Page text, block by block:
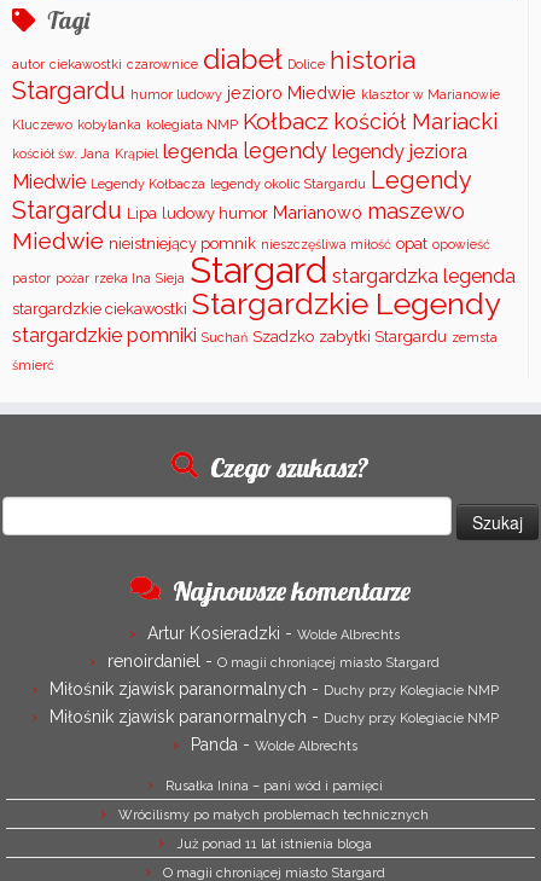
Tagi
autor ciekawostki czarownice diabeł Dolice historia
Stargardu humor ludowy jezioro Miedwie klasztor w Marianowie
Kluczewo kobylanka kolegiata NMP Kołbacz kościół Mariacki
kościół św. Jana Krąpiel legenda legendy legendy jeziora
Miedwie Legendy Kołbacza legendy okolic Stargardu Legendy
Stargardu Lipa ludowy humor Marianowo maszewo
Miedwie nieistniejący pomnik nieszczęśliwa miłość opat opowieść
pastor pożar rzeka Ina Sieja Stargard stargardzka legenda
stargardzkie ciekawostki Stargardzkie Legendy
stargardzkie pomniki Suchań Szadzko zabytki Stargardu zemsta
śmierć
Czego szukasz?
Najnowsze komentarze
Artur Kosieradzki - Wolde Albrechts
renoirdaniel - O magii chroniącej miasto Stargard
Miłośnik zjawisk paranormalnych - Duchy przy Kolegiacie NMP
Miłośnik zjawisk paranormalnych - Duchy przy Kolegiacie NMP
Panda - Wolde Albrechts
Rusałka Inina – pani wód i pamięci
Wrócilismy po małych problemach technicznych
Już ponad 11 lat istnienia bloga
O magii chroniącej miasto Stargard